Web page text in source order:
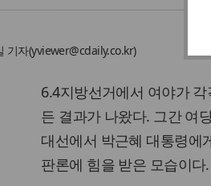
기자(yviewer@cdaily.co.kr)
6.4지방선거에서 여야가
든 결과가 나왔다. 그간 여
대선에서 박근혜 대통령에
판론에 힘을 받은 모습이다.